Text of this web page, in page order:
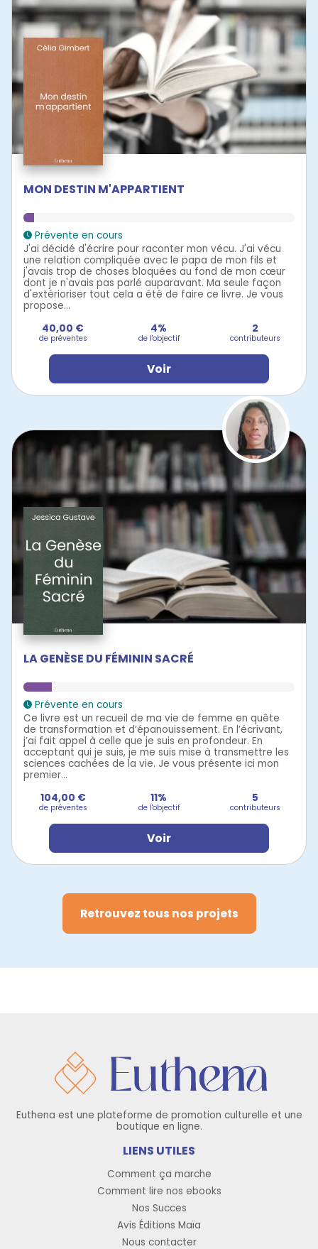
MON DESTIN M'APPARTIENT
Prévente en cours
J'ai décidé d'écrire pour raconter mon vécu. J'ai vécu
une relation compliquée avec le papa de mon fils et
j'avais trop de choses bloquées au fond de mon cœur
dont je n'avais pas parlé auparavant. Ma seule façon
d'extérioriser tout cela a été de faire ce livre. Je vous
propose...
40,00 €
de préventes
4%
de l'objectif
2
contributeurs
Voir
LA GENÈSE DU FÉMININ SACRÉ
Prévente en cours
Ce livre est un recueil de ma vie de femme en quête
de transformation et d’épanouissement. En l’écrivant,
j’ai fait appel à celle que je suis en profondeur. En
acceptant qui je suis, je me suis mise à transmettre les
sciences cachées de la vie. Je vous présente ici mon
premier...
104,00 €
de préventes
11%
de l'objectif
5
contributeurs
Voir
Retrouvez tous nos projets
Euthena est une plateforme de promotion culturelle et une
boutique en ligne.
LIENS UTILES
Comment ça marche
Comment lire nos ebooks
Nos Succes
Avis Éditions Maïa
Nous contacter